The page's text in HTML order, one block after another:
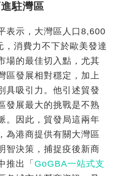
駐灣區
表示，大灣區人口8,600
消費力不下於歐美發達
場的最佳切入點，尤其
區發展相對穩定，加上
具吸引力。他引述貿發
發展最大的挑戰是不熟
。因此，貿發局這兩年
為港商提供有關大灣區
智決策，捕捉疫後新商
推出「 GoGBA一站式支